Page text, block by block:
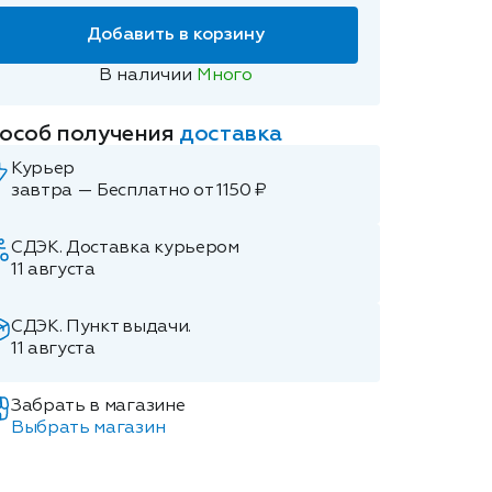
Добавить в корзину
В наличии Много
получения доставка
Курьер
завтра — Бесплатно от 1150 ₽
СДЭК. Доставка курьером
11 августа
СДЭК. Пункт выдачи.
11 августа
Забрать в магазине
Выбрать магазин